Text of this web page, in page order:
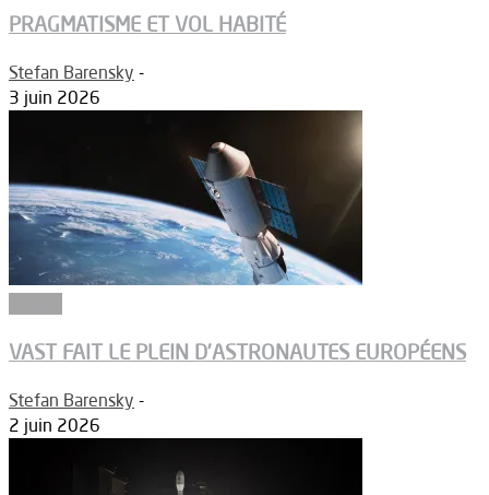
PRAGMATISME ET VOL HABITÉ
Stefan Barensky -
3 juin 2026
VAST FAIT LE PLEIN D’ASTRONAUTES EUROPÉENS
Stefan Barensky -
2 juin 2026